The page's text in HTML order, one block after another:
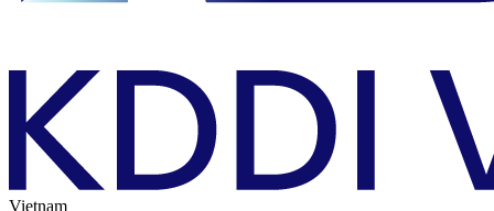
Vietnam